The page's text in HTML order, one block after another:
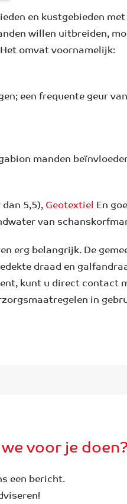
en kustgebieden
willen uitbreiden,
omvat voornamelijk:
een frequente geur
manden
5,5),Geotextiel En
van
erg belangrijk. De
draad en
kunt u direct contact
in
voor je doen?
een bericht.